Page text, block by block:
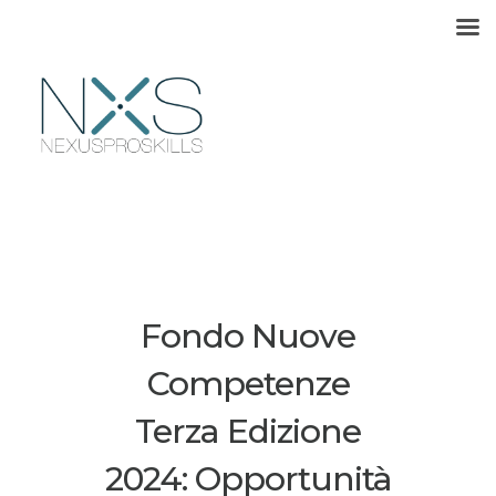
ProSkills Academy
Formazione su misura
POLITICHE ATTIVE
Fondo Nuove
Competenze
Terza Edizione
2024: Opportunità